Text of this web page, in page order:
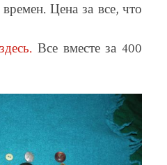
Цена за все, что
Все вместе за 400